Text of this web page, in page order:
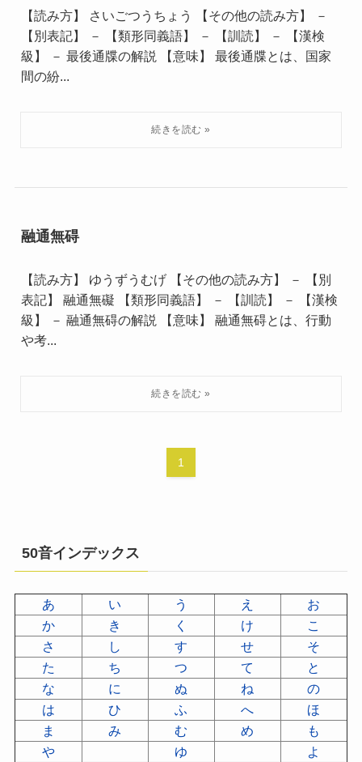
【読み方】 さいごつうちょう 【その他の読み方】 －
【別表記】 － 【類形同義語】 － 【訓読】 － 【漢検
級】 － 最後通牒の解説 【意味】 最後通牒とは、国家
間の紛...
融通無碍
【読み方】 ゆうずうむげ 【その他の読み方】 － 【別
表記】 融通無礙 【類形同義語】 － 【訓読】 － 【漢検
級】 － 融通無碍の解説 【意味】 融通無碍とは、行動
や考...
1
50音インデックス
あ い う え
お
か
き く け
こ
さ
し す せ
そ
た
ち つ て
と
な
に ぬ ね
の
は
ひ ふ へ
ほ
ま
み む め
も
や
ゆ
よ